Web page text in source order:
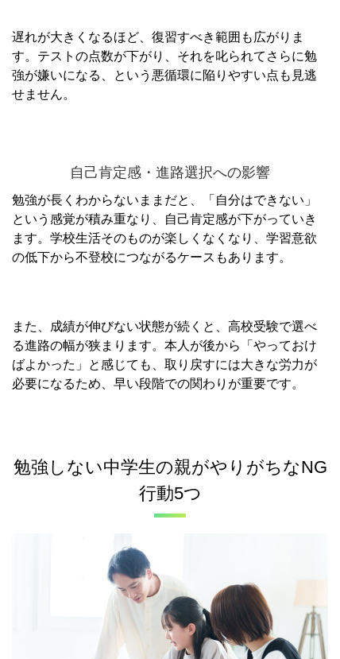
遅れが大きくなるほど、復習すべき範囲も広がりま
す。テストの点数が下がり、それを叱られてさらに勉
強が嫌いになる、という悪循環に陥りやすい点も見逃
せません。
自己肯定感・進路選択への影響
勉強が長くわからないままだと、「自分はできない」
という感覚が積み重なり、自己肯定感が下がっていき
ます。学校生活そのものが楽しくなくなり、学習意欲
の低下から不登校につながるケースもあります。
また、成績が伸びない状態が続くと、高校受験で選べ
る進路の幅が狭まります。本人が後から「やっておけ
ばよかった」と感じても、取り戻すには大きな労力が
必要になるため、早い段階での関わりが重要です。
勉強しない中学生の親がやりがちなNG
行動5つ